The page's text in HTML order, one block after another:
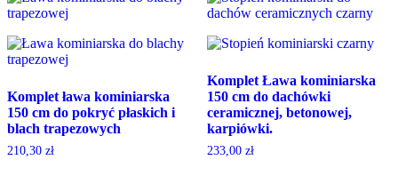
Komplet ława kominiarska
150 cm do pokryć płaskich i
blach trapezowych
210,30 zł
Komplet Ława kominiarska
150 cm do dachówki
ceramicznej, betonowej,
karpiówki.
233,00 zł